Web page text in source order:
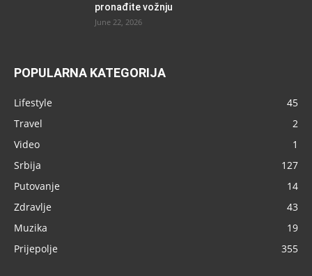
pronađite vožnju
June 22, 2026
POPULARNA KATEGORIJA
Lifestyle
45
Travel
2
Video
1
Srbija
127
Putovanje
14
Zdravlje
43
Muzika
19
Prijepolje
355